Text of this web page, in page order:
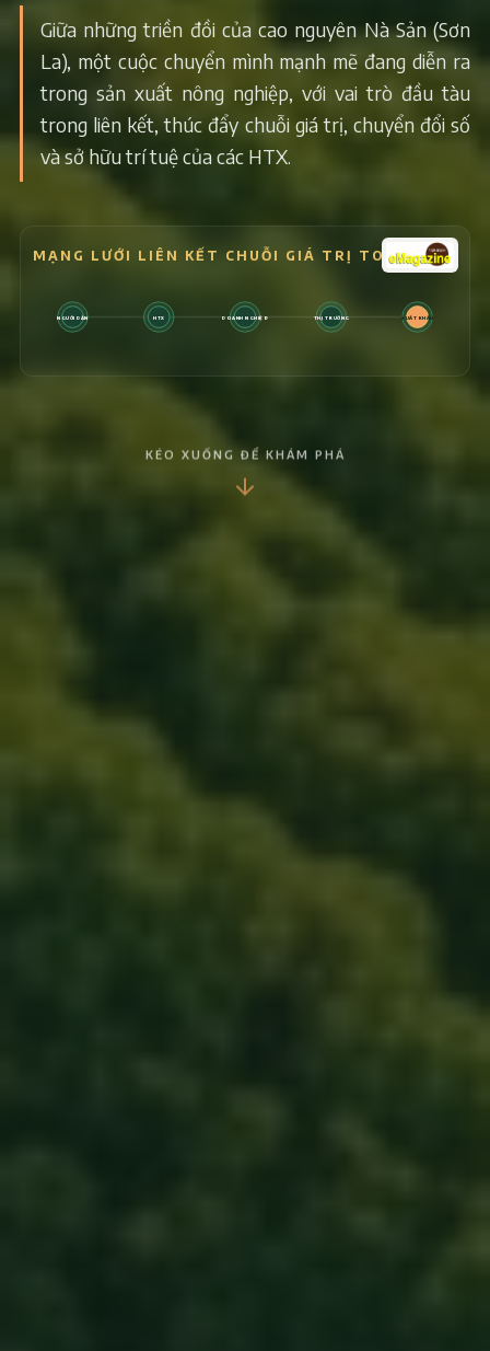
Giữa những triền đồi của cao nguyên Nà Sản (Sơn
La), một cuộc chuyển mình mạnh mẽ đang diễn ra
trong sản xuất nông nghiệp, với vai trò đầu tàu
trong liên kết, thúc đẩy chuỗi giá trị, chuyển đổi số
và sở hữu trí tuệ của các HTX.
MẠNG LƯỚI LIÊN KẾT CHUỖI GIÁ TRỊ TOÀN DIỆN
NGƯỜI DÂN HTX DOANH NGHIỆP THỊ TRƯỜNG XUẤT KHẨU
KÉO XUỐNG ĐỂ KHÁM PHÁ